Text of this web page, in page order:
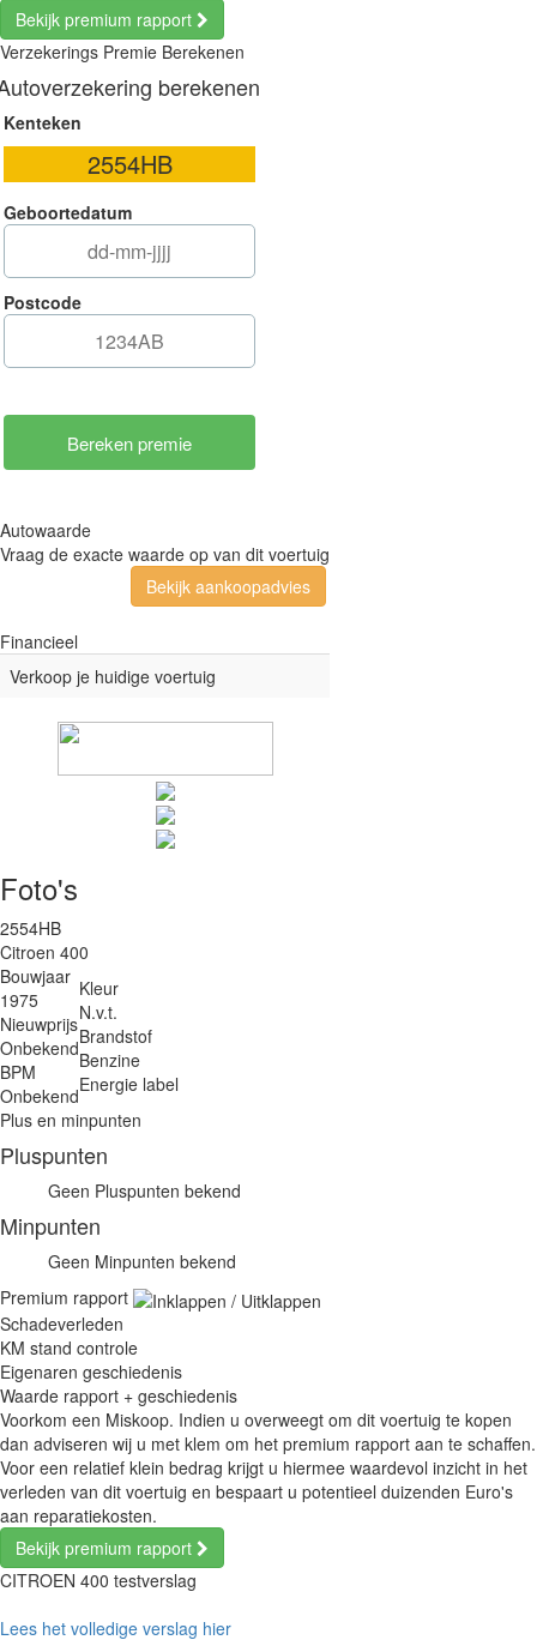
Bekijk premium rapport
Verzekerings Premie Berekenen
berekenen
Kenteken
Geboortedatum
Postcode
Autowaarde
Vraag de exacte waarde op van dit voertuig
Bekijk aankoopadvies
Financieel
Verkoop je huidige voertuig
Foto's
2554HB
Citroen 400
Bouwjaar
1975
Nieuwprijs
Onbekend
BPM
Onbekend
Kleur
N.v.t.
Brandstof
Benzine
Energie label
Plus en minpunten
Pluspunten
Geen Pluspunten bekend
Minpunten
Geen Minpunten bekend
Premium rapport
Schadeverleden
KM stand controle
Eigenaren geschiedenis
Waarde rapport + geschiedenis
Voorkom een Miskoop. Indien u overweegt om dit voertuig te kopen
dan adviseren wij u met klem om het premium rapport aan te schaffen.
Voor een relatief klein bedrag krijgt u hiermee waardevol inzicht in het
verleden van dit voertuig en bespaart u potentieel duizenden Euro's
aan reparatiekosten.
Bekijk premium rapport
CITROEN 400 testverslag
Lees het volledige verslag hier